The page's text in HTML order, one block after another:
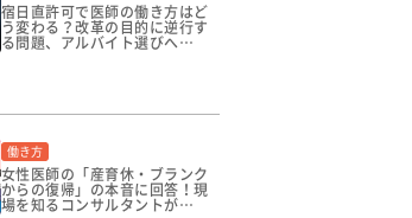
宿日直許可で医師の働き方はど
う変わる？改革の目的に逆行す
る問題、アルバイト選びへの影
働き方
女性医師の「産育休・ブランク
からの復帰」の本音に回答！現
場を知るコンサルタントが教え